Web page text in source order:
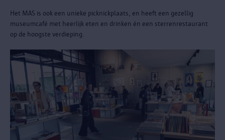
Het MAS is ook een unieke picknickplaats, en heeft een gezellig
museumcafé met heerlijk eten en drinken én een sterrenrestaurant
op de hoogste verdieping.